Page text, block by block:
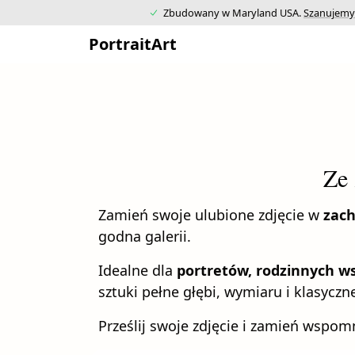
Zbudowany w Maryland USA.
PortraitArt
Zamień swoje ulubione zdjęcie w
godna galerii.
Idealne dla portretów, rodzinnych
sztuki pełne głębi, wymiaru i
Prześlij swoje zdjęcie i zamień